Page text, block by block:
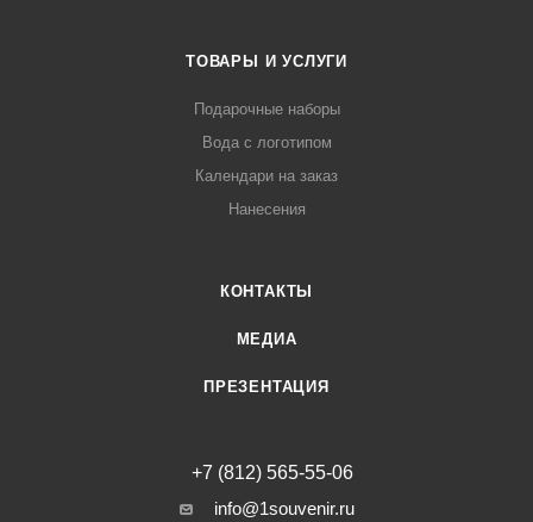
ТОВАРЫ И УСЛУГИ
Подарочные наборы
Вода с логотипом
Календари на заказ
Нанесения
КОНТАКТЫ
МЕДИА
ПРЕЗЕНТАЦИЯ
+7 (812) 565-55-06
info@1souvenir.ru